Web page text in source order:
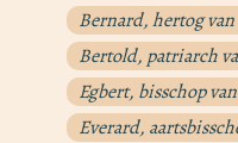
Bernard, hertog
Bertold, patriarch
Egbert, bisschop
Everard,